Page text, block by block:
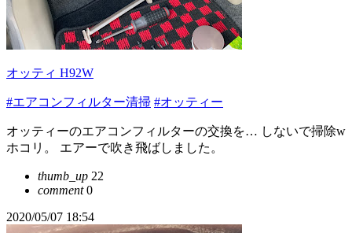
オッティ H92W
#エアコンフィルター清掃 #オッティー
オッティーのエアコンフィルターの交換を… しないで掃除w
ホコリ。 エアーで吹き飛ばしました。
thumb_up 22
comment0
2020/05/07 18:54